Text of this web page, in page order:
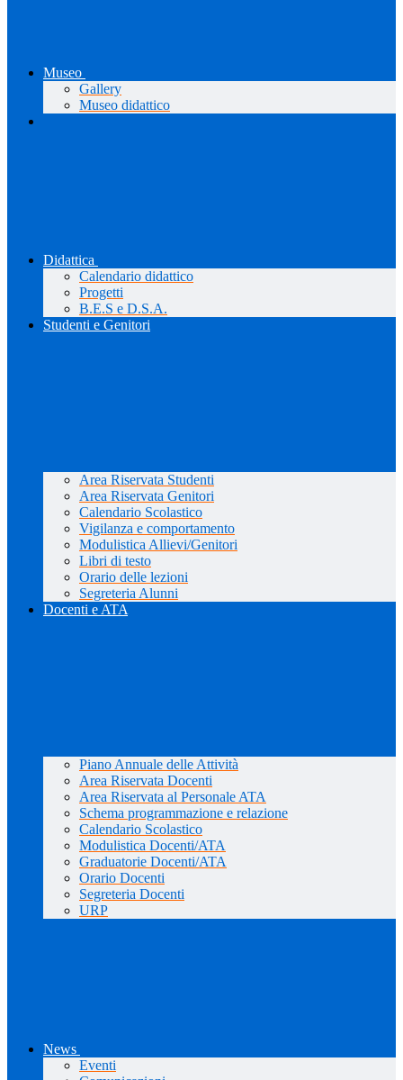
Museo
Gallery
Museo didattico
Didattica
Calendario didattico
Progetti
B.E.S e D.S.A.
Studenti e Genitori
Area Riservata Studenti
Area Riservata Genitori
Calendario Scolastico
Vigilanza e comportamento
Modulistica Allievi/Genitori
Libri di testo
Orario delle lezioni
Segreteria Alunni
Docenti e ATA
Piano Annuale delle Attività
Area Riservata Docenti
Area Riservata al Personale ATA
Schema programmazione e relazione
Calendario Scolastico
Modulistica Docenti/ATA
Graduatorie Docenti/ATA
Orario Docenti
Segreteria Docenti
URP
News
Eventi